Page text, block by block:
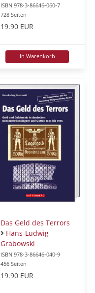
ISBN 978-3-86646-060-7
728 Seiten
19.90 EUR
In Warenkorb
Das Geld des Terrors
Hans-Ludwig
Grabowski
ISBN 978-3-86646-040-9
456 Seiten
19.90 EUR